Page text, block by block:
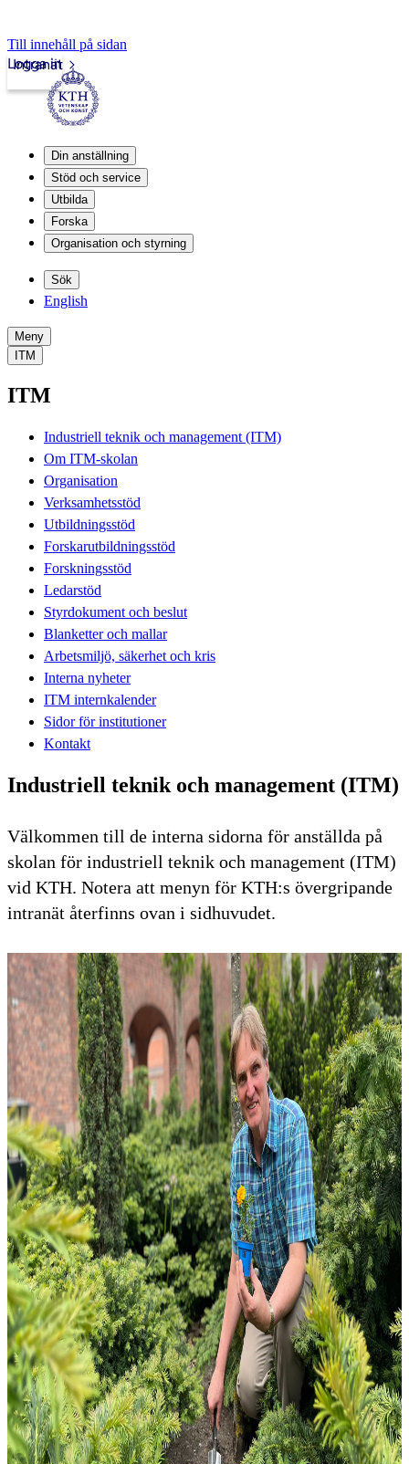
Till innehåll på sidan
Intranät
Logga in
Din anställning
Stöd och service
Utbilda
Forska
Organisation och styrning
Sök
English
Meny
ITM
ITM
Industriell teknik och management (ITM)
Om ITM-skolan
Organisation
Verksamhetsstöd
Utbildningsstöd
Forskarutbildningsstöd
Forskningsstöd
Ledarstöd
Styrdokument och beslut
Blanketter och mallar
Arbetsmiljö, säkerhet och kris
Interna nyheter
ITM internkalender
Sidor för institutioner
Kontakt
Industriell teknik och management (ITM)
Välkommen till de interna sidorna för anställda på
skolan för industriell teknik och management (ITM)
vid KTH. Notera att menyn för KTH:s övergripande
intranät återfinns ovan i sidhuvudet.